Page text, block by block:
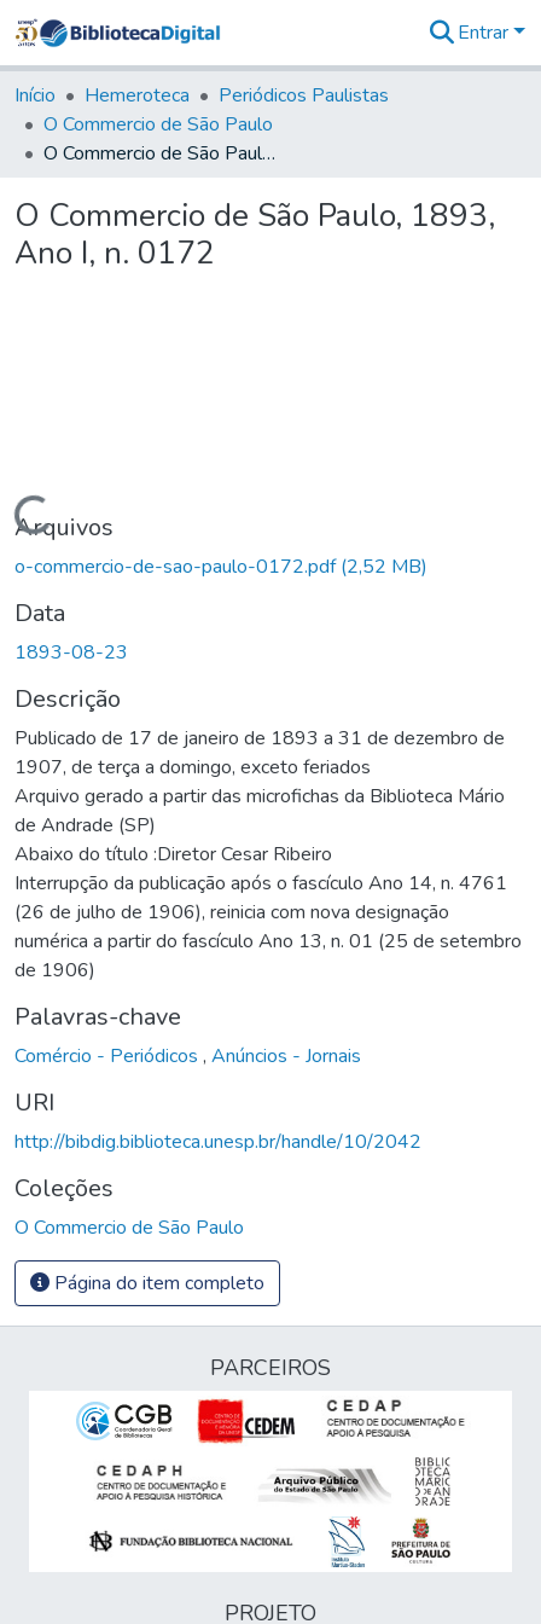
&
Coleções
Tudo na
Biblioteca
Estatísticas
Entrar
Início Hemeroteca
Periódicos Paulistas
O Commercio de São Paulo
O Commercio de São Paulo, 1893, Ano I, n. 0172
O Commercio de São Paulo, 1893,
Ano I, n. 0172
Carregando...
Arquivos
o-commercio-de-sao-paulo-0172.pdf(2,52 MB)
Data
1893-08-23
Descrição
Publicado de 17 de janeiro de 1893 a 31 de dezembro de
1907, de terça a domingo, exceto feriados
Arquivo gerado a partir das microfichas da Biblioteca Mário
de Andrade (SP)
Abaixo do título :Diretor Cesar Ribeiro
Interrupção da publicação após o fascículo Ano 14, n. 4761
(26 de julho de 1906), reinicia com nova designação
numérica a partir do fascículo Ano 13, n. 01 (25 de setembro
de 1906)
Palavras-chave
Comércio - Periódicos , Anúncios - Jornais
URI
http://bibdig.biblioteca.unesp.br/handle/10/2042
Coleções
O Commercio de São Paulo
Página do item completo
PARCEIROS
PROJETO